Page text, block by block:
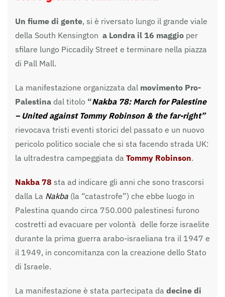
Un fiume di gente, si è riversato lungo il grande viale
della South Kensington a Londra il 16 maggio per
sfilare lungo Piccadily Street e terminare nella piazza
di Pall Mall.
La manifestazione organizzata dal movimento Pro-
Palestina dal titolo “Nakba 78: March for Palestine
– United against Tommy Robinson & the far-right”
rievocava tristi eventi storici del passato e un nuovo
pericolo politico sociale che si sta facendo strada UK:
la ultradestra campeggiata da Tommy Robinson.
Nakba 78 sta ad indicare gli anni che sono trascorsi
dalla La Nakba (la “catastrofe”) che ebbe luogo in
Palestina quando circa 750.000 palestinesi furono
costretti ad evacuare per volontà delle forze israelite
durante la prima guerra arabo-israeliana tra il 1947 e
il 1949, in concomitanza con la creazione dello Stato
di Israele.
La manifestazione è stata partecipata da decine di